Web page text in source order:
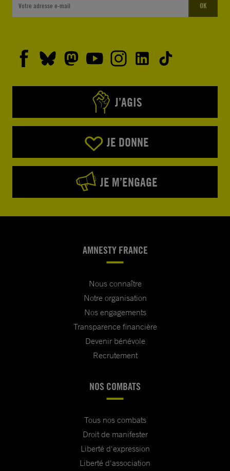
OK
J’AGIS
JE DONNE
JE M’ENGAGE
AMNESTY FRANCE
Nous connaître
Notre organisation
Nos engagements
Transparence financière
Devenir bénévole
Recrutement
NOS COMBATS
Tous nos combats
Droit de manifester
Liberté d'expression
Liberté d'association